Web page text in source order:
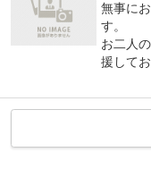
無事に
す。
お二人
援してお